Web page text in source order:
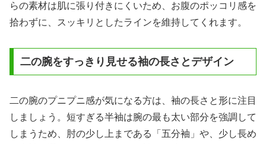
らの素材は肌に張り付きにくいため、お腹のポッコリ感を
拾わずに、スッキリとしたラインを維持してくれます。
二の腕をすっきり見せる袖の長さとデザイン
二の腕のプニプニ感が気になる方は、袖の長さと形に注目
しましょう。短すぎる半袖は腕の最も太い部分を強調して
しまうため、肘の少し上まである「五分袖」や、少し長め